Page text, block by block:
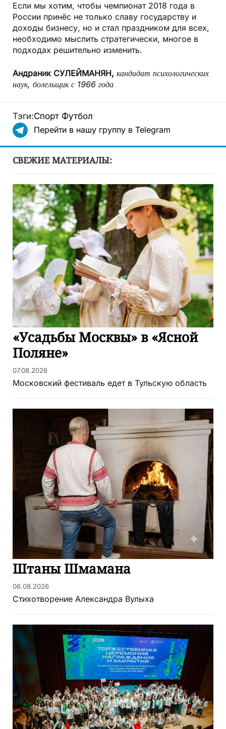
Если мы хотим, чтобы чемпионат 2018 года в
России принёс не только славу государству и
доходы бизнесу, но и стал праздником для всех,
необходимо мыслить стратегически, многое в
подходах решительно изменить.
Андраник СУЛЕЙМАНЯН, кандидат психологических
наук, болельщик с 1966 года
Тэги:Спорт Футбол
Перейти в нашу группу в Telegram
СВЕЖИЕ МАТЕРИАЛЫ:
«Усадьбы Москвы» в «Ясной
Поляне»
07.08.2026
Московский фестиваль едет в Тульскую область
Штаны Шмамана
06.08.2026
Стихотворение Александра Вулыха